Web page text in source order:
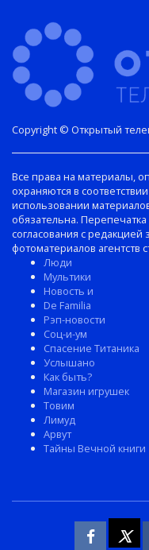
Все права на материалы,
охраняются в
использовании
обязательна.
согласования с
фотоматериалов агентств
Люди
Мультики
Новость и
De Familia
Рэп-новости
Соц-и-ум
Спасение Титаника
Услышано
Как быть?
Магазин игрушек
Товим
Лимуд
Арвут
Тайны Вечной книги